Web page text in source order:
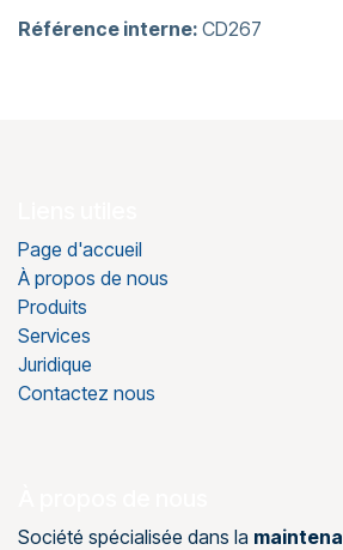
Référence interne: CD267
Page d'accueil
À propos de nous
Produits
Services
Juridique
Contactez nous
Société spécialisée dans la